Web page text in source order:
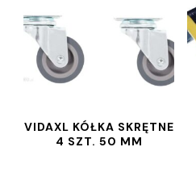
VIDAXL KÓŁKA SKRĘTNE
4 SZT. 50 MM